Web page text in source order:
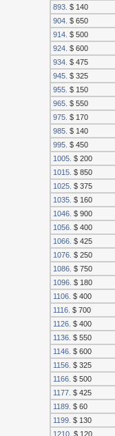
893. $ 140
904. $ 650
914. $ 500
924. $ 600
934. $ 475
945. $ 325
955. $ 150
965. $ 550
975. $ 170
985. $ 140
995. $ 450
1005. $ 200
1015. $ 850
1025. $ 375
1035. $ 160
1046. $ 900
1056. $ 400
1066. $ 425
1076. $ 250
1086. $ 750
1096. $ 180
1106. $ 400
1116. $ 700
1126. $ 400
1136. $ 550
1146. $ 600
1156. $ 325
1166. $ 500
1177. $ 425
1189. $ 60
1199. $ 130
1210. $ 120